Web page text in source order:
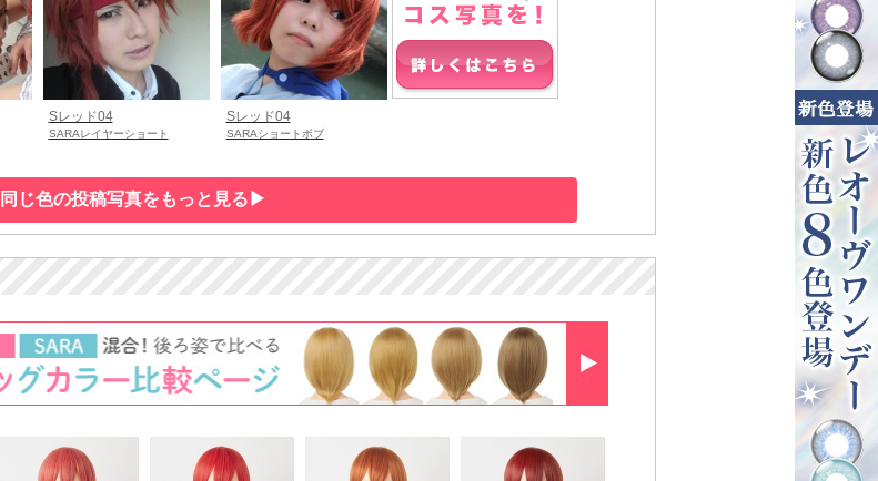
Sレッド04
SARAレイヤーショート
Sレッド04
SARAショートボブ